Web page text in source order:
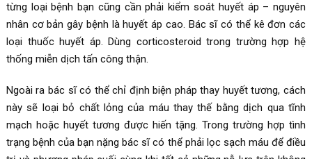
từng loại bệnh bạn cũng cần phải kiểm soát huyết áp – nguyên
nhân cơ bản gây bệnh là huyết áp cao. Bác sĩ có thể kê đơn các
loại thuốc huyết áp. Dùng corticosteroid trong trường hợp hệ
thống miễn dịch tấn công thận.
Ngoài ra bác sĩ có thể chỉ định biện pháp thay huyết tương, cách
này sẽ loại bỏ chất lỏng của máu thay thế bằng dịch qua tĩnh
mạch hoặc huyết tương được hiến tặng. Trong trường hợp tình
trạng bệnh của bạn nặng bác sĩ có thể phải lọc sạch máu để điều